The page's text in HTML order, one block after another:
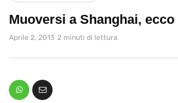
Muoversi a Shanghai,
Aprile 2, 2013 2 minuti di lettura